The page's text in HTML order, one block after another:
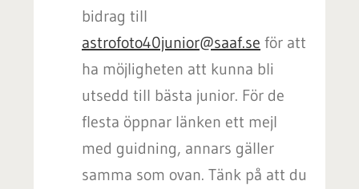
bidrag till
astrofoto40junior@saaf.se för att
ha möjligheten att kunna bli
utsedd till bästa junior. För de
flesta öppnar länken ett mejl
med guidning, annars gäller
samma som ovan. Tänk på att du